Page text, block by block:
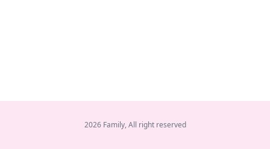
2026 Family, All right reserved